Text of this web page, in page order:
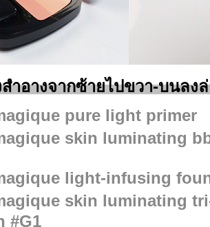
ำอางจากซ้ายไปขวา-บนลง
pure light primer
skin luminating
light-infusing
skin luminating
#G1